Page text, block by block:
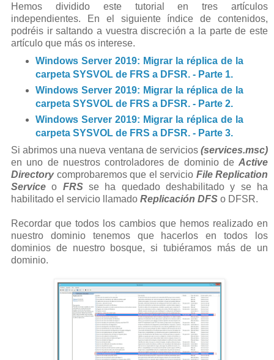
Hemos dividido este tutorial en tres artículos
independientes. En el siguiente índice de contenidos,
podréis ir saltando a vuestra discreción a la parte de este
artículo que más os interese.
Windows Server 2019: Migrar la réplica de la
carpeta SYSVOL de FRS a DFSR. - Parte 1.
Windows Server 2019: Migrar la réplica de la
carpeta SYSVOL de FRS a DFSR. - Parte 2.
Windows Server 2019: Migrar la réplica de la
carpeta SYSVOL de FRS a DFSR. - Parte 3.
Si abrimos una nueva ventana de servicios (services.msc)
en uno de nuestros controladores de dominio de Active
Directorycomprobaremos que el servicio File Replication
Service o FRSse ha quedado deshabilitado y se ha
habilitado el servicio llamado Replicación DFS o DFSR.
Recordar que todos los cambios que hemos realizado en
nuestro dominio tenemos que hacerlos en todos los
dominios de nuestro bosque, si tubiéramos más de un
dominio.